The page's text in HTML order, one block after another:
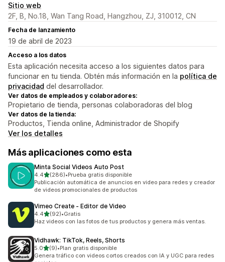
Sitio web
2F, B, No.18, Wan Tang Road, Hangzhou, ZJ, 310012, CN
Fecha de lanzamiento
19 de abril de 2023
Acceso a los datos
Esta aplicación necesita acceso a los siguientes datos para
funcionar en tu tienda. Obtén más información en la política de
privacidad del desarrollador.
Ver datos de empleados y colaboradores:
Propietario de tienda, personas colaboradoras del blog
Ver datos de la tienda:
Productos, Tienda online, Administrador de Shopify
Ver los detalles
Más aplicaciones como esta
Minta Social Videos Auto Post
4.4de 5 estrellas
(286)
286 reseñas en total
•Prueba gratis disponible
Publicación automática de anuncios en video para redes y creador
de videos promocionales de productos
Vimeo Create ‑ Editor de Video
4.4de 5 estrellas
(92)
92 reseñas en total
•Gratis
Haz videos con las fotos de tus productos y genera más ventas.
Vidhawk: TikTok, Reels, Shorts
5.0de 5 estrellas
(9)
9 reseñas en total
•Plan gratis disponible
Genera tráfico con videos cortos creados con IA y UGC para redes